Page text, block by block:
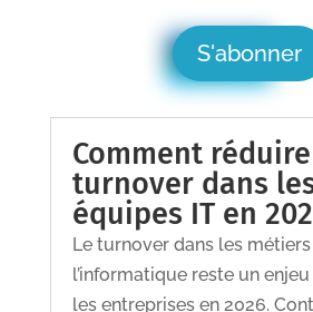
S'abonner
Comment
turnover dans
équipes IT en
Le turnover dans les
l’informatique reste un
les entreprises en 2026.